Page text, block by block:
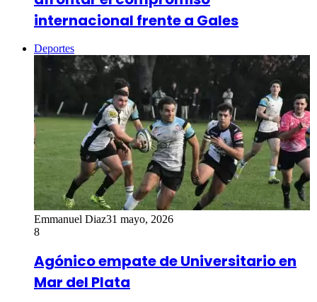
internacional frente a Gales
Deportes
Emmanuel Diaz31 mayo, 2026
8
Agónico empate de Universitario en
Mar del Plata